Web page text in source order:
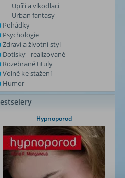
Upíři a vlkodlaci
Urban fantasy
Pohádky
Psychologie
Zdraví a životní styl
Dotisky - realizované
Rozebrané tituly
Volně ke stažení
Humor
Hypnoporod